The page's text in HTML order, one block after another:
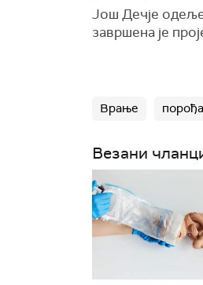
Још Дечје
завршена је
Врање
Везани